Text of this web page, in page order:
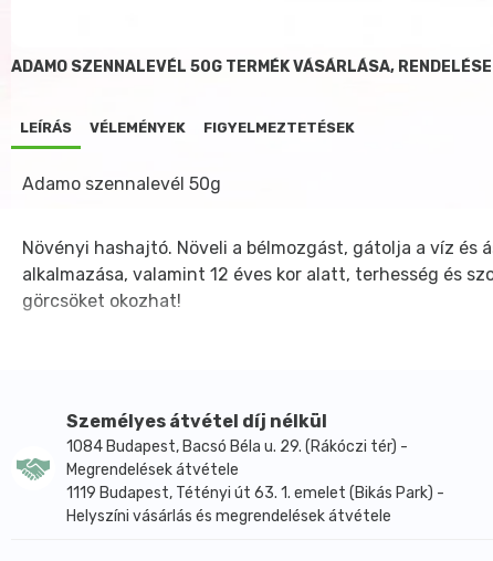
ADAMO SZENNALEVÉL 50G TERMÉK VÁSÁRLÁSA, RENDELÉSE
LEÍRÁS VÉLEMÉNYEK FIGYELMEZTETÉSEK
Adamo szennalevél 50g
Növényi hashajtó. Növeli a bélmozgást, gátolja a víz és
alkalmazása, valamint 12 éves kor alatt, terhesség és
görcsöket okozhat!
Személyes átvétel díj nélkül
1084 Budapest, Bacsó Béla u. 29. (Rákóczi tér) -
Megrendelések átvétele
1119 Budapest, Tétényi út 63. 1. emelet (Bikás Park) -
Helyszíni vásárlás és megrendelések átvétele